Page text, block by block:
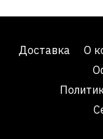
Доставка О